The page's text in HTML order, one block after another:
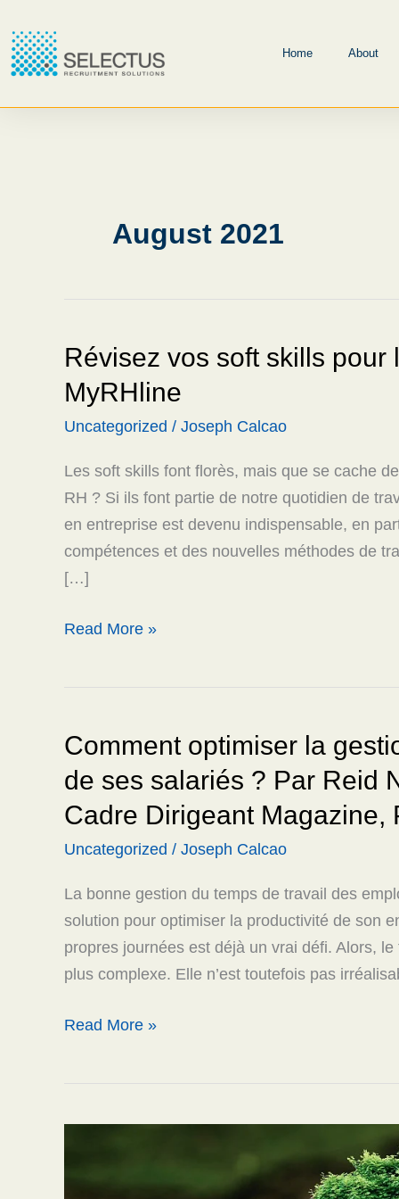
to
content
Home About
August 2021
Révisez vos soft skills
MyRHline
Uncategorized / Joseph Calcao
Les soft skills font florès, mais que se cache
RH ? Si ils font partie de notre quotidien de
en entreprise est devenu indispensable, en
compétences et des nouvelles méthodes de
[…]
Révisez
vos
soft
skills
MyRHline
Read More »
Comment optimiser la
de ses salariés ? Par Reid
Cadre Dirigeant Magazine,
Uncategorized / Joseph Calcao
La bonne gestion du temps de travail des
solution pour optimiser la productivité de son
propres journées est déjà un vrai défi. Alors,
plus complexe. Elle n’est toutefois pas
Comment
optimiser
la
gestion
du
et
la
productivité
de
salariés
Read More »
développement